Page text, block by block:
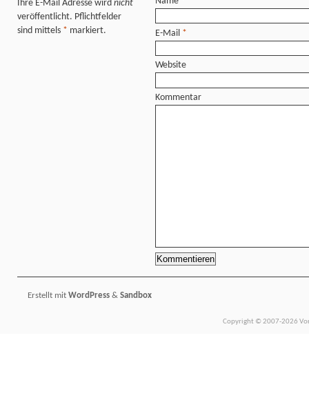
Ihre E-Mail Adresse wird nicht
veröffentlicht. Pflichtfelder
sind mittels * markiert. E-Mail *
Website
Kommentar
Erstellt mit WordPress & Sandbox
Copyright © 2007-2026